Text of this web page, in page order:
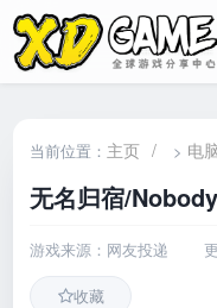
当前位置： 主页 / > 电
无名归宿/
游戏来源：网友投递
收藏